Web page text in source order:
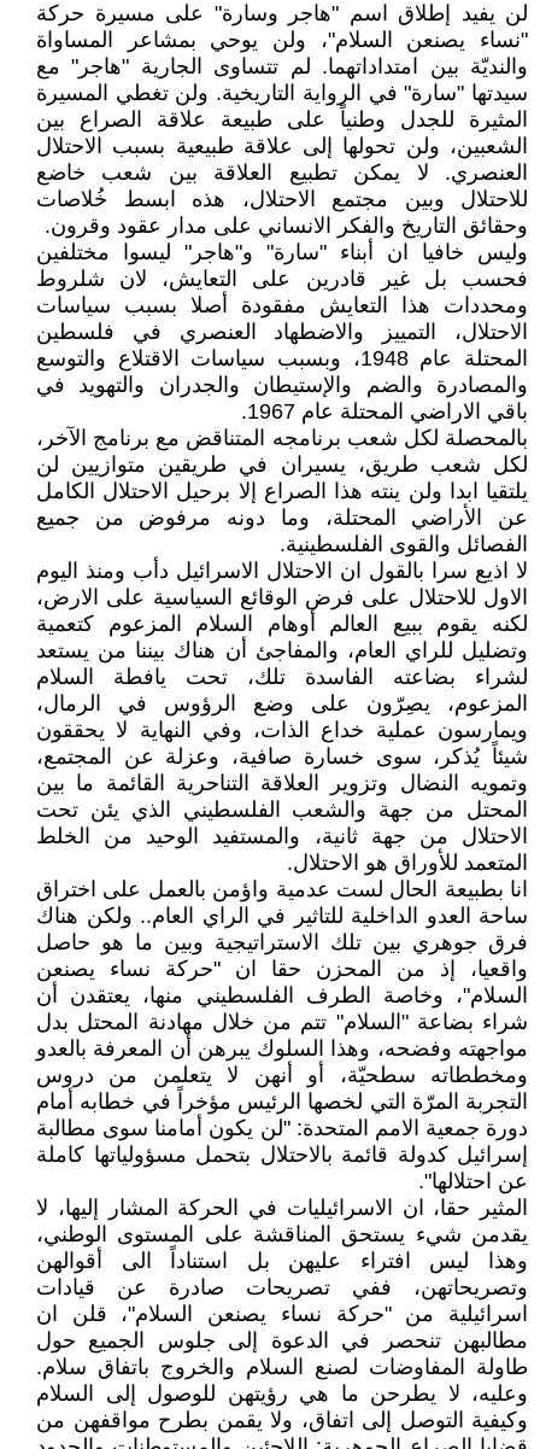
لن يفيد إطلاق اسم "هاجر وسارة" على مسيرة حركة
"نساء يصنعن السلام"، ولن يوحي بمشاعر المساواة
والنديّة بين امتداداتهما. لم تتساوى الجارية "هاجر" مع
سيدتها "سارة" في الرواية التاريخية. ولن تغطي المسيرة
المثيرة للجدل وطنياً على طبيعة علاقة الصراع بين
الشعبين، ولن تحولها إلى علاقة طبيعية بسبب الاحتلال
العنصري. لا يمكن تطبيع العلاقة بين شعب خاضع
للاحتلال وبين مجتمع الاحتلال، هذه ابسط خُلاصات
وحقائق التاريخ والفكر الانساني على مدار عقود وقرون.
وليس خافيا ان أبناء "سارة" و"هاجر" ليسوا مختلفين
فحسب بل غير قادرين على التعايش، لان شلروط
ومحددات هذا التعايش مفقودة أصلا بسبب سياسات
الاحتلال، التمييز والاضطهاد العنصري في فلسطين
المحتلة عام 1948، وبسبب سياسات الاقتلاع والتوسع
والمصادرة والضم والإستيطان والجدران والتهويد في
باقي الاراضي المحتلة عام 1967.
بالمحصلة لكل شعب برنامجه المتناقض مع برنامج الآخر،
لكل شعب طريق، يسيران في طريقين متوازيين لن
يلتقيا ابدا ولن ينته هذا الصراع إلا برحيل الاحتلال الكامل
عن الأراضي المحتلة، وما دونه مرفوض من جميع
الفصائل والقوى الفلسطينية.
لا اذيع سرا بالقول ان الاحتلال الاسرائيل دأب ومنذ اليوم
الاول للاحتلال على فرض الوقائع السياسية على الارض،
لكنه يقوم ببيع العالم أوهام السلام المزعوم كتعمية
وتضليل للراي العام، والمفاجئ أن هناك بيننا من يستعد
لشراء بضاعته الفاسدة تلك، تحت يافطة السلام
المزعوم، يصِرّون على وضع الرؤوس في الرمال،
ويمارسون عملية خداع الذات، وفي النهاية لا يحققون
شيئاً يُذكر، سوى خسارة صافية، وعزلة عن المجتمع،
وتمويه النضال وتزوير العلاقة التناحرية القائمة ما بين
المحتل من جهة والشعب الفلسطيني الذي يئن تحت
الاحتلال من جهة ثانية، والمستفيد الوحيد من الخلط
المتعمد للأوراق هو الاحتلال.
انا بطبيعة الحال لست عدمية واؤمن بالعمل على اختراق
ساحة العدو الداخلية للتاثير في الراي العام.. ولكن هناك
فرق جوهري بين تلك الاستراتيجية وبين ما هو حاصل
واقعيا، إذ من المحزن حقا ان "حركة نساء يصنعن
السلام"، وخاصة الطرف الفلسطيني منها، يعتقدن أن
شراء بضاعة "السلام" تتم من خلال مهادنة المحتل بدل
مواجهته وفضحه، وهذا السلوك يبرهن أن المعرفة بالعدو
ومخططاته سطحيّة، أو أنهن لا يتعلمن من دروس
التجربة المرّة التي لخصها الرئيس مؤخراً في خطابه أمام
دورة جمعية الامم المتحدة: "لن يكون أمامنا سوى مطالبة
إسرائيل كدولة قائمة بالاحتلال بتحمل مسؤولياتها كاملة
عن احتلالها".
المثير حقا، ان الاسرائيليات في الحركة المشار إليها، لا
يقدمن شيء يستحق المناقشة على المستوى الوطني،
وهذا ليس افتراء عليهن بل استناداً الى أقوالهن
وتصريحاتهن، ففي تصريحات صادرة عن قيادات
اسرائيلية من "حركة نساء يصنعن السلام"، قلن ان
مطالبهن تنحصر في الدعوة إلى جلوس الجميع حول
طاولة المفاوضات لصنع السلام والخروج باتفاق سلام.
وعليه، لا يطرحن ما هي رؤيتهن للوصول إلى السلام
وكيفية التوصل إلى اتفاق، ولا يقمن بطرح مواقفهن من